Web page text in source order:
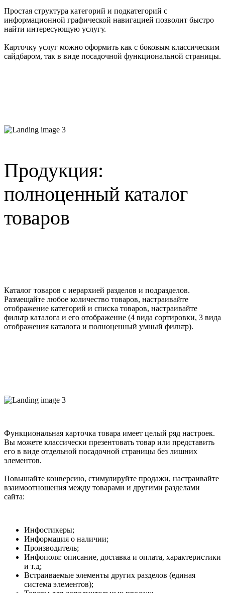
Простая структура категорий и подкатегорий с
информационной графической навигацией позволит быстро
найти интересующую услугу.
Карточку услуг можно оформить как с боковым классическим
сайдбаром, так в виде посадочной функциональной страницы.
Продукция:
полноценный каталог
товаров
Каталог товаров с иерархией разделов и подразделов.
Размещайте любое количество товаров, настраивайте
отображение категорий и списка товаров, настраивайте
фильтр каталога и его отображение (4 вида сортировки, 3 вида
отображения каталога и полноценный умный фильтр).
Функциональная карточка товара имеет целый ряд настроек.
Вы можете классически презентовать товар или представить
его в виде отдельной посадочной страницы без лишних
элементов.
Повышайте конверсию, стимулируйте продажи, настраивайте
взаимоотношения между товарами и другими разделами
сайта:
Инфостикеры;
Информация о наличии;
Производитель;
Инфополя: описание, доставка и оплата, характеристики
и т.д;
Встраиваемые элементы других разделов (единая
система элементов);